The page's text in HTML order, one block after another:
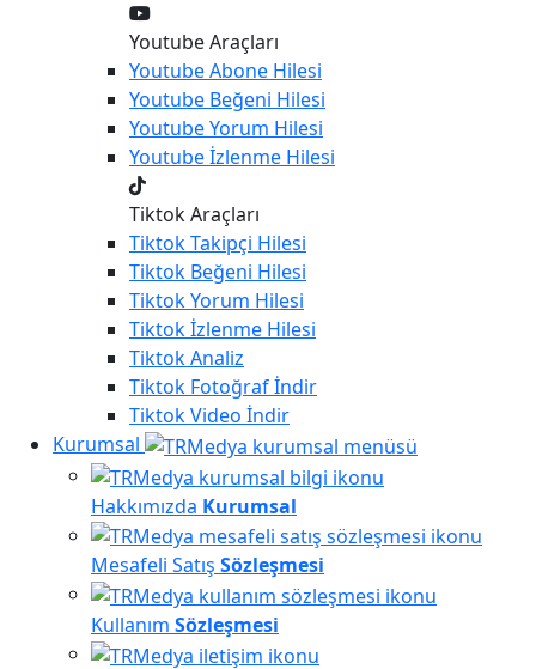
Youtube Araçları
YoutubeAbone Hilesi
Youtube Beğeni Hilesi
YoutubeYorum Hilesi
Youtubeİzlenme Hilesi
Tiktok Araçları
TiktokTakipçi Hilesi
Tiktok Beğeni Hilesi
TiktokYorum Hilesi
Tiktokİzlenme Hilesi
TiktokAnaliz
Tiktok Fotoğraf İndir
TiktokVideo İndir
Kurumsal
Hakkımızda Kurumsal
Mesafeli Satış Sözleşmesi
Kullanım Sözleşmesi